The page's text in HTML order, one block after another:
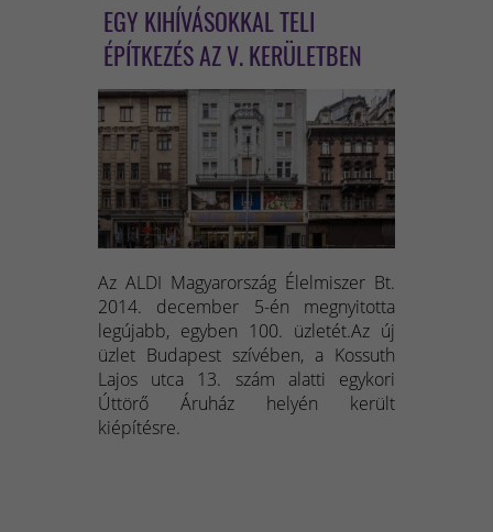
EGY KIHÍVÁSOKKAL TELI
ÉPÍTKEZÉS AZ V. KERÜLETBEN
Az ALDI Magyarország Élelmiszer Bt.
2014. december 5-én megnyitotta
legújabb, egyben 100. üzletét.Az új
üzlet Budapest szívében, a Kossuth
Lajos utca 13. szám alatti egykori
Úttörő Áruház helyén került
kiépítésre.